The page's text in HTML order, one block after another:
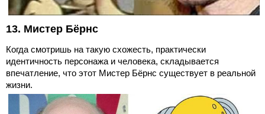
13. Мистер Бёрнс
Когда смотришь на такую схожесть, практически
идентичность персонажа и человека, складывается
впечатление, что этот Мистер Бёрнс существует в реальной
жизни.